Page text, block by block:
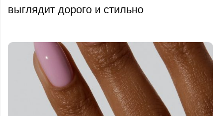
выглядит дорого и стильно